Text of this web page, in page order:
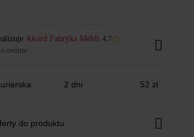
Akord Fabryka Mebli 4.7
online
2 dni 52 zł
do produktu